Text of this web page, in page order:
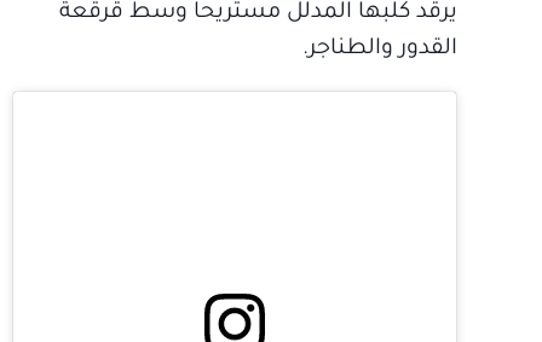
يرقد كلبها المدلل مستريحاً وسط قرقعة
القدور والطناجر.